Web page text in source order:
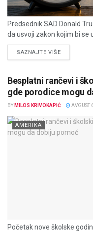
Predsednik SAD Donald
da usvoji zakon kojim bi se
SAZNAJTE VIŠEDETAILS
Besplatni rančevi i
gde porodice mogu
BY MILOS KRIVOKAPIĆ AVGUST
AMERIKA
Početak nove školske